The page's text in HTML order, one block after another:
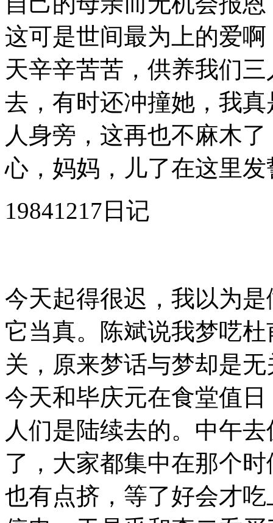
这可是世间最为上的爱
天辛辛苦苦，供养我们
去，有时还冲撞她，我
人身旁，这再也不麻木
心，妈妈，儿了在这里发
19841217日记
今天起得很迟，我以为
它当真。陈斌说我梦呓
关，原来梦话与梦却是
今天和毕庆元在食堂值
人们是陆续去的。中午
了，大家都集中在那个
也有点挤，等了好会才